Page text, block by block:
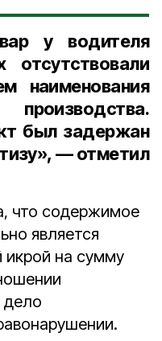
у водителя
наименования
был задержан
— отметил
что содержимое
является
икрой на сумму
дело